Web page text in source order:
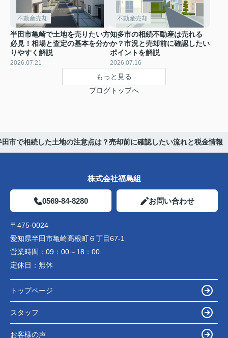
不動産売却
半田市亀崎で土地を売りたい方
必見！相場と査定の基本を分か
りやすく解説
2026.07.21
不動産売却
知多市の相続不動産は売れる
か？市況と売却前に確認したい
ポイントを解説
2026.07.16
もっと見る
ブログトップへ
田市で相続した土地の注意点は？売却前に確認したい流れと税金情報
株式会社福島組
0569-84-8280 お問い合わせ
〒475-0024
愛知県半田市亀崎高根町６丁目67-1
営業時間： 09：00～18：00
定休日： 無休
トップページ
スタッフ
お客様の声